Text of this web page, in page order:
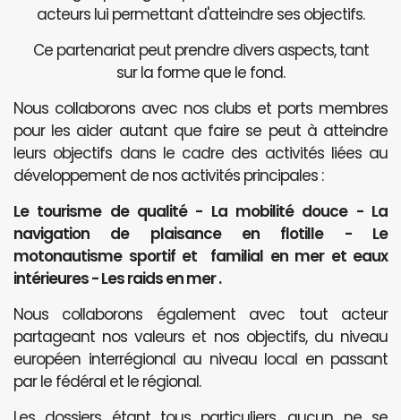
acteurs lui permettant d'atteindre ses objectifs.
Ce partenariat peut prendre divers aspects, tant
sur la forme que le fond.
Nous collaborons avec nos clubs et ports membres
pour les aider autant que faire se peut à atteindre
leurs objectifs dans le cadre des activités liées au
développement de nos activités principales :
Le tourisme de qualité - La mobilité douce - La
navigation de plaisance en flotille - Le
motonautisme sportif et familial en mer et eaux
intérieures - Les raids en mer .
Nous collaborons également avec tout acteur
partageant nos valeurs et nos objectifs, du niveau
européen interrégional au niveau local en passant
par le fédéral et le régional.